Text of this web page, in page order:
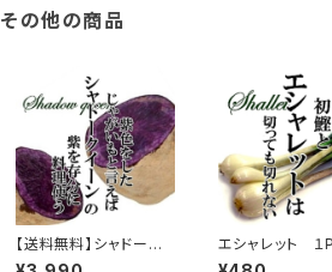
その他の商品
【送料無料】シャドーク
イーン 約2kg
エシャレット １